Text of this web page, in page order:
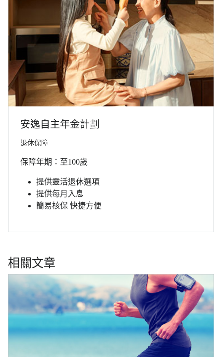
安逸自主年金計劃
退休保障
保障年期：至100歲
提供靈活退休選項
提供每月入息
簡易核保 快捷方便
相關文章